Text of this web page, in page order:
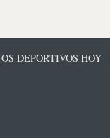
DEPORTIVOS HOY